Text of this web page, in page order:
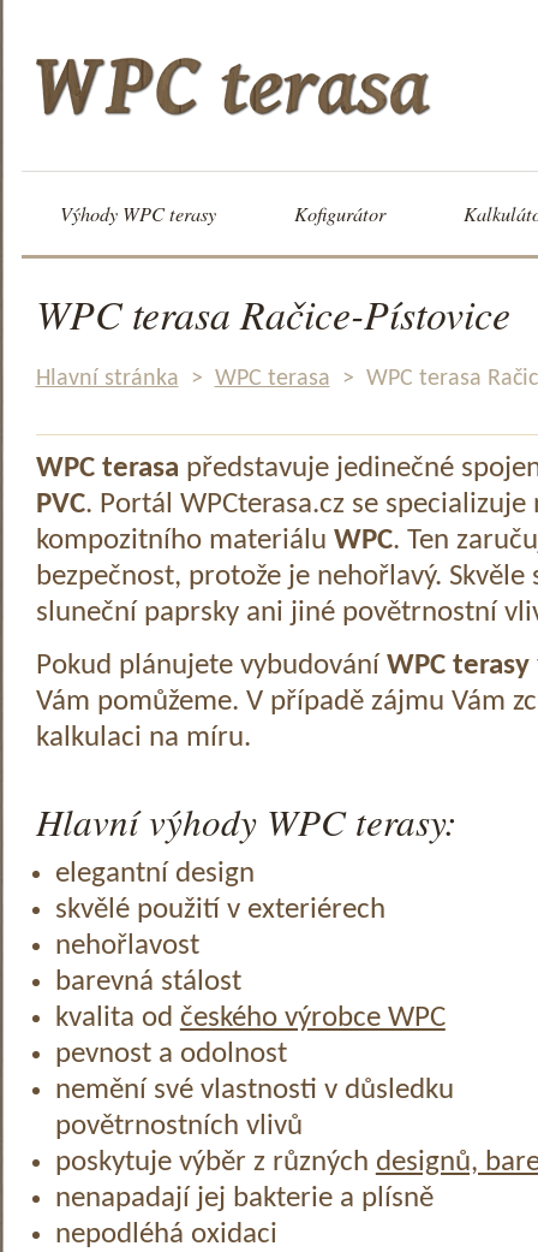
Výhody WPC terasy Kofigurátor
WPC terasa Račice-Pístovice
Hlavní stránka > WPC terasa > WPC terasa
WPC terasa představuje jedinečné
PVC. Portál WPCterasa.cz se specializuje
kompozitního materiálu WPC. Ten
bezpečnost, protože je nehořlavý.
sluneční paprsky ani jiné povětrnostní
Pokud plánujete vybudování WPC terasy
Vám pomůžeme. V případě zájmu Vám
kalkulaci na míru.
Hlavní výhody WPC terasy:
elegantní design
skvělé použití v exteriérech
nehořlavost
barevná stálost
kvalita od českého výrobce WPC
pevnost a odolnost
nemění své vlastnosti v důsledku
povětrnostních vlivů
poskytuje výběr z různých designů,
nenapadají jej bakterie a plísně
nepodléhá oxidaci